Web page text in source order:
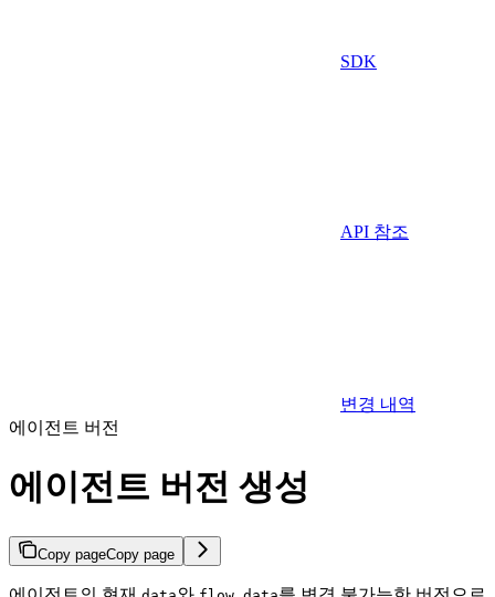
SDK
API 참조
변경 내역
에이전트 버전
에이전트 버전 생성
Copy pageCopy page